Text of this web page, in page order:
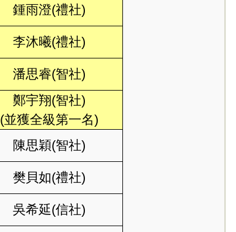
鍾雨澄(禮社)
李沐曦(禮社)
潘思睿(智社)
鄭宇翔(智社)
(並獲全級第一名)
陳思穎(智社)
樊貝如(禮社)
吳希延(信社)